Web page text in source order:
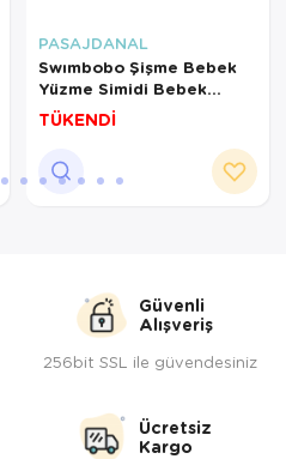
PASAJDANAL
Swımbobo Şişme Bebek
Yüzme Simidi Bebek
Şamandıralı Yüzme
Güneşlik L
TÜKENDİ
Güvenli
Alışveriş
256bit SSL ile güvendesiniz
Ücretsiz
Kargo